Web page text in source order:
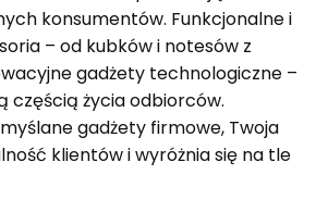
konsumentów. Funkcjonalne i
– od kubków i notesów z
gadżety technologiczne –
częścią życia odbiorców.
gadżety firmowe, Twoja
klientów i wyróżnia się na tle